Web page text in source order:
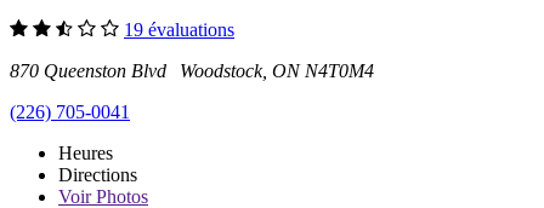
19 évaluations
870 Queenston Blvd Woodstock, ON N4T0M4
(226) 705-0041
Heures
Directions
VoirPhotos